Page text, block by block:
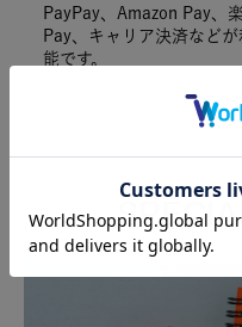
PayPay、Amazon Pay、
Pay、キャリア決済などが
能です。